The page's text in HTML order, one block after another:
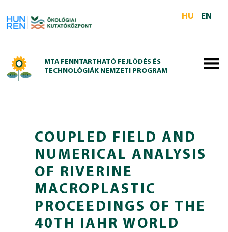
HU
EN
MTA FENNTARTHATÓ FEJLŐDÉS ÉS
TECHNOLÓGIÁK NEMZETI PROGRAM
COUPLED FIELD AND
NUMERICAL ANALYSIS
OF RIVERINE
MACROPLASTIC
PROCEEDINGS OF THE
40TH IAHR WORLD